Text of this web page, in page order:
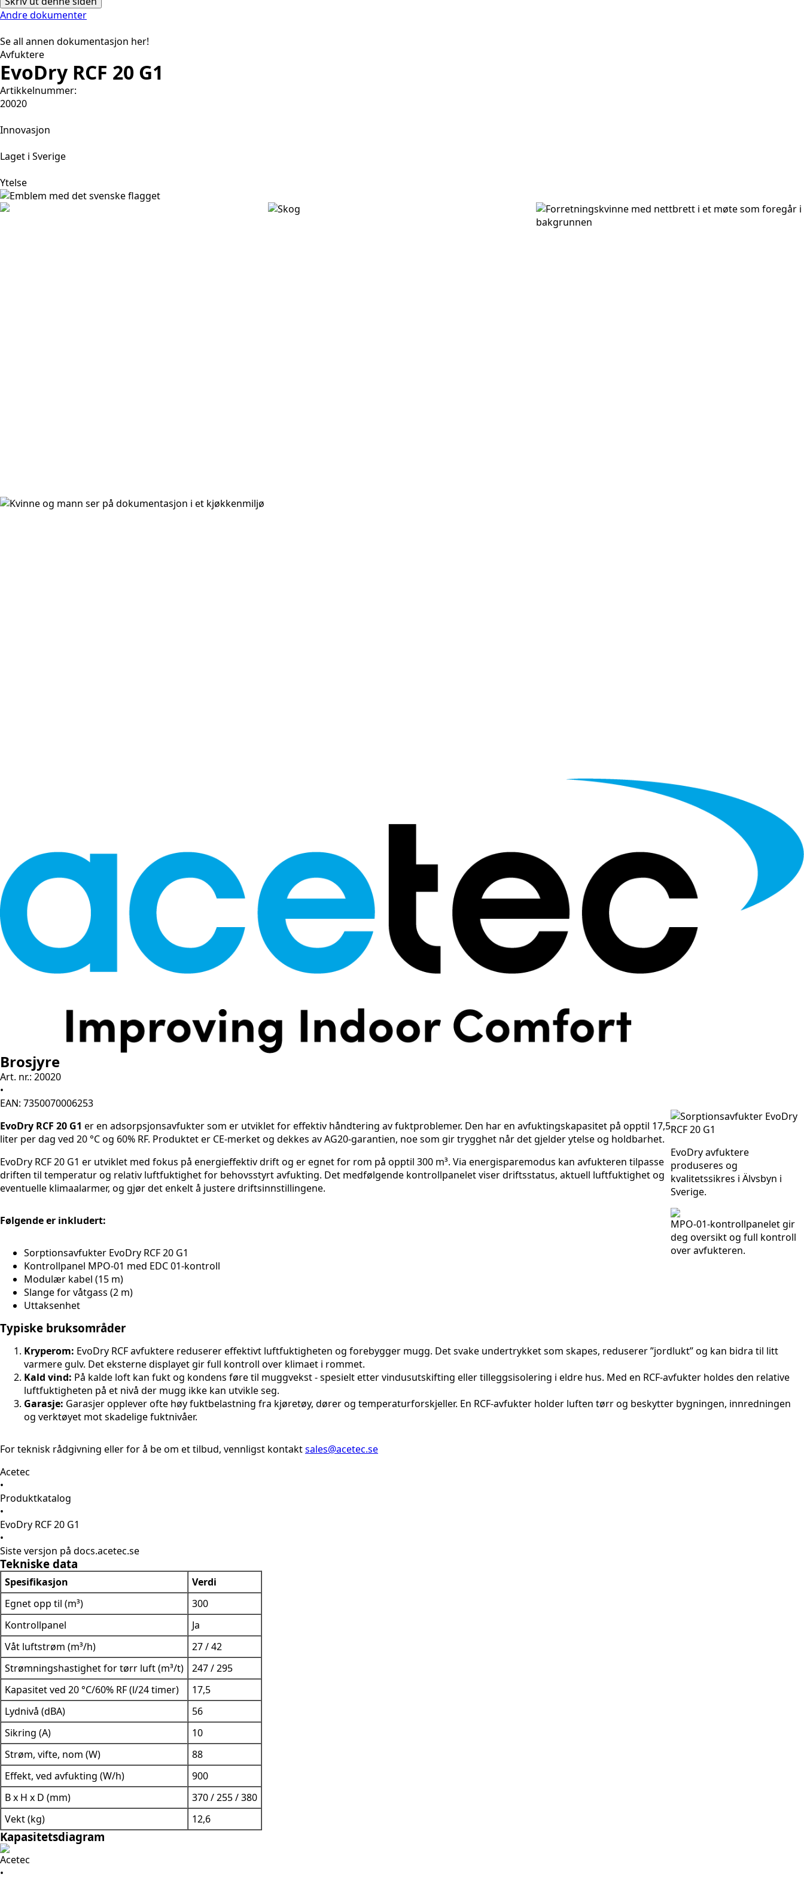
Andre dokumenter
Se all annen dokumentasjon her!
Avfuktere
EvoDry RCF 20 G1
Artikkelnummer:
20020
Innovasjon
Laget i Sverige
Ytelse
Brosjyre
Art. nr.: 20020
•
EAN: 7350070006253
EvoDry RCF 20 G1 er en adsorpsjonsavfukter som er utviklet for effektiv håndtering av fuktproblemer. Den har en avfuktingskapasitet på opptil 17,5
liter per dag ved 20 °C og 60% RF. Produktet er CE-merket og dekkes av AG20-garantien, noe som gir trygghet når det gjelder ytelse og holdbarhet.
EvoDry RCF 20 G1 er utviklet med fokus på energieffektiv drift og er egnet for rom på opptil 300 m³. Via energisparemodus kan avfukteren tilpasse
driften til temperatur og relativ luftfuktighet for behovsstyrt avfukting. Det medfølgende kontrollpanelet viser driftsstatus, aktuell luftfuktighet og
eventuelle klimaalarmer, og gjør det enkelt å justere driftsinnstillingene.
Følgende er inkludert:
Sorptionsavfukter EvoDry RCF 20 G1
Kontrollpanel MPO-01 med EDC 01-kontroll
Modulær kabel (15 m)
Slange for våtgass (2 m)
Uttaksenhet
EvoDry avfuktere
produseres og
kvalitetssikres i Älvsbyn i
Sverige.
MPO-01-kontrollpanelet gir
deg oversikt og full kontroll
over avfukteren.
Typiske bruksområder
Kryperom: EvoDry RCF avfuktere reduserer effektivt luftfuktigheten og forebygger mugg. Det svake undertrykket som skapes, reduserer ”jordlukt” og kan bidra til litt
varmere gulv. Det eksterne displayet gir full kontroll over klimaet i rommet.
Kald vind: På kalde loft kan fukt og kondens føre til muggvekst - spesielt etter vindusutskifting eller tilleggsisolering i eldre hus. Med en RCF-avfukter holdes den relative
luftfuktigheten på et nivå der mugg ikke kan utvikle seg.
Garasje: Garasjer opplever ofte høy fuktbelastning fra kjøretøy, dører og temperaturforskjeller. En RCF-avfukter holder luften tørr og beskytter bygningen, innredningen
og verktøyet mot skadelige fuktnivåer.
For teknisk rådgivning eller for å be om et tilbud, vennligst kontaktsales@acetec.se
Acetec
•
Produktkatalog
•
EvoDry RCF 20 G1
•
Siste versjon på docs.acetec.se
Tekniske data
Spesifikasjon
Verdi
Egnet opp til (m³)
300
Kontrollpanel
Ja
Våt luftstrøm (m³/h)
27 / 42
Strømningshastighet for tørr luft (m³/t)
247 / 295
Kapasitet ved 20 °C/60% RF (l/24 timer)
17,5
Lydnivå (dBA)
56
Sikring (A)
10
Strøm, vifte, nom (W)
88
Effekt, ved avfukting (W/h)
900
B x H x D (mm)
370 / 255 / 380
Vekt (kg)
12,6
Kapasitetsdiagram
Acetec
•